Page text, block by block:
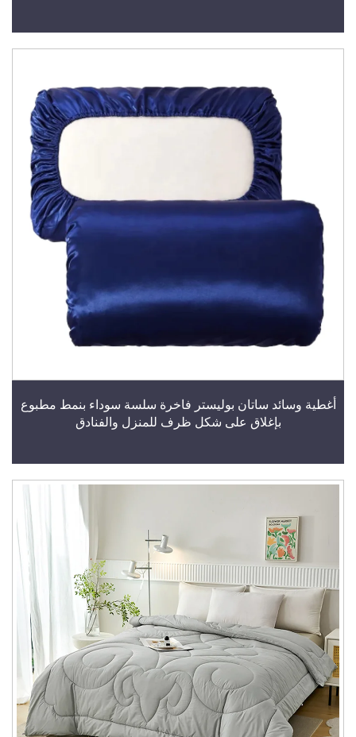
أغطية وسائد ساتان بوليستر فاخرة سلسة سوداء بنمط مطبوع
بإغلاق على شكل ظرف للمنزل والفنادق